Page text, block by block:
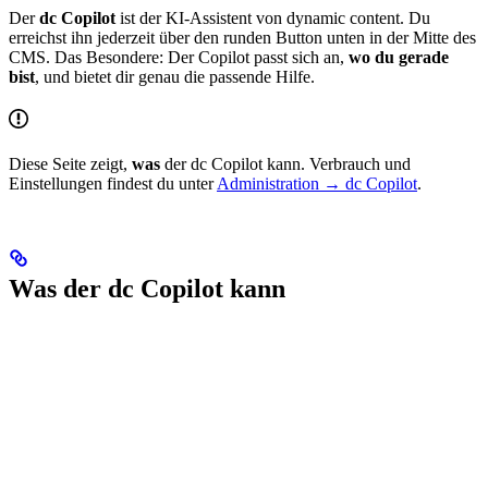
Derdc Copilot ist der KI-Assistent von dynamic content. Du
erreichst ihn jederzeit über den runden Button unten in der Mitte des
CMS. Das Besondere: Der Copilot passt sich an, wo du gerade
bist, und bietet dir genau die passende Hilfe.
Diese Seite zeigt, was der dc Copilot kann. Verbrauch und
Einstellungen findest du unterAdministration → dc Copilot.
Was der dc Copilot kann